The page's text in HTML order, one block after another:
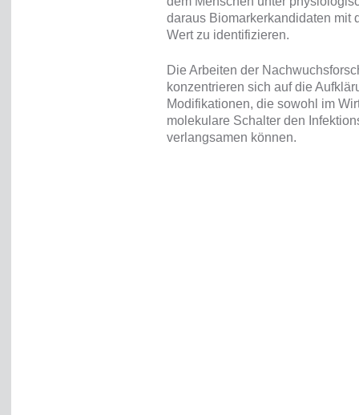
daraus Biomarkerkandidaten mit
Wert zu identifizieren.
Die Arbeiten der
konzentrieren sich auf die
Modifikationen, die sowohl im
molekulare Schalter den
verlangsamen können.